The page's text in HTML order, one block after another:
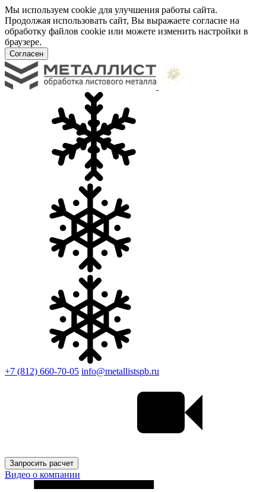
Мы используем cookie для улучшения работы сайта.
Продолжая использовать сайт, Вы выражаете согласие на
обработку файлов cookie или можете изменить настройки в
браузере.
Согласен
+7 (812) 660-70-05 info@metallistspb.ru
Запросить расчет
Видео о компании